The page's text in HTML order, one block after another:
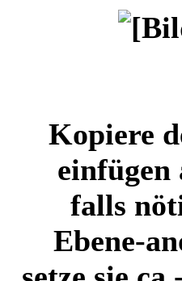
Kopiere
einfügen
falls
Ebene-